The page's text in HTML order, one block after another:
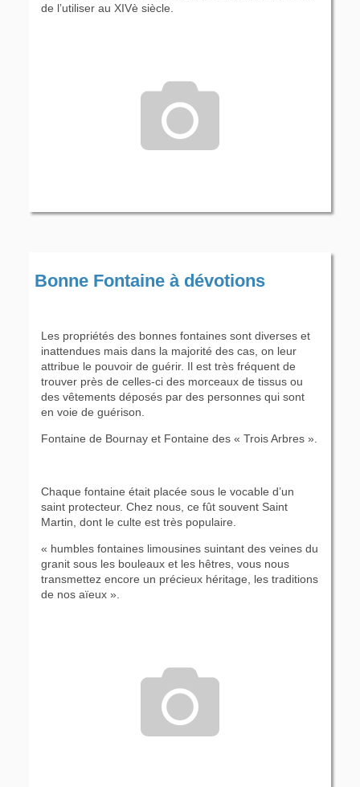
de l’utiliser au XIVè siècle.
Bonne Fontaine à dévotions
Les propriétés des bonnes fontaines sont diverses et
inattendues mais dans la majorité des cas, on leur
attribue le pouvoir de guérir. Il est très fréquent de
trouver près de celles-ci des morceaux de tissus ou
des vêtements déposés par des personnes qui sont
en voie de guérison.
Fontaine de Bournay et Fontaine des « Trois Arbres ».
Chaque fontaine était placée sous le vocable d’un
saint protecteur. Chez nous, ce fût souvent Saint
Martin, dont le culte est très populaire.
« humbles fontaines limousines suintant des veines du
granit sous les bouleaux et les hêtres, vous nous
transmettez encore un précieux héritage, les traditions
de nos aïeux ».